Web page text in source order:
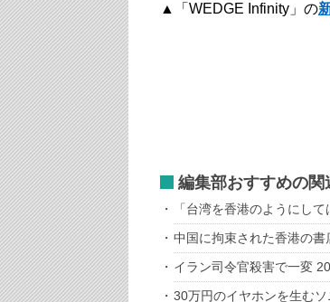
▲「WEDGE Infinity」の
編集部おすすめの関
「台湾を香港のようにし
中国に拘束された香港の書
イラン司令官殺害で一変
30万円のイヤホンを生む